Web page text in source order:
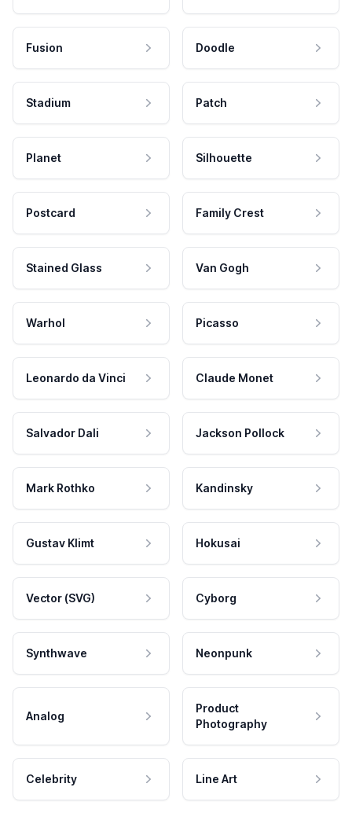
Fusion Doodle
Stadium Patch
Planet Silhouette
Postcard Family Crest
Stained Glass Van Gogh
Warhol Picasso
Leonardo da Vinci Claude Monet
Salvador Dali Jackson Pollock
Mark Rothko Kandinsky
Gustav Klimt Hokusai
Vector (SVG) Cyborg
Synthwave Neonpunk
Analog
Product
Photography
Celebrity Line Art